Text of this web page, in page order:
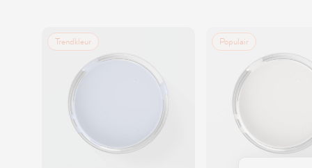
Trendkleur Populair